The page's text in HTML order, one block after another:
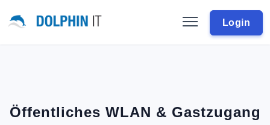
Login
Öffentliches WLAN & Gastzugang